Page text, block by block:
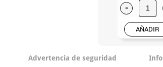
-
AÑADIR
Advertencia de seguridad